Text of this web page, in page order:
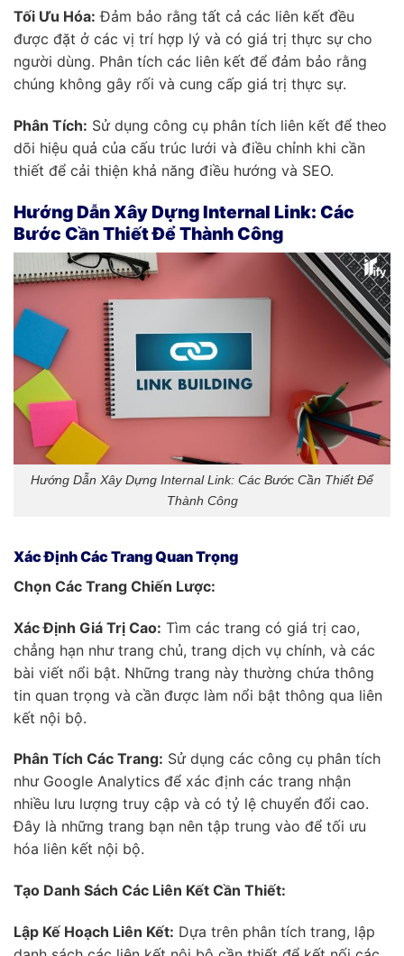
Tối Ưu Hóa: Đảm bảo rằng tất cả các liên kết đều
được đặt ở các vị trí hợp lý và có giá trị thực sự cho
người dùng. Phân tích các liên kết để đảm bảo rằng
chúng không gây rối và cung cấp giá trị thực sự.
Phân Tích: Sử dụng công cụ phân tích liên kết để theo
dõi hiệu quả của cấu trúc lưới và điều chỉnh khi cần
thiết để cải thiện khả năng điều hướng và SEO.
Hướng Dẫn Xây Dựng Internal Link: Các
Bước Cần Thiết Để Thành Công
Hướng Dẫn Xây Dựng Internal Link: Các Bước Cần Thiết Để
Thành Công
Xác Định Các Trang Quan Trọng
Chọn Các Trang Chiến Lược:
Xác Định Giá Trị Cao: Tìm các trang có giá trị cao,
chẳng hạn như trang chủ, trang dịch vụ chính, và các
bài viết nổi bật. Những trang này thường chứa thông
tin quan trọng và cần được làm nổi bật thông qua liên
kết nội bộ.
Phân Tích Các Trang: Sử dụng các công cụ phân tích
như Google Analytics để xác định các trang nhận
nhiều lưu lượng truy cập và có tỷ lệ chuyển đổi cao.
Đây là những trang bạn nên tập trung vào để tối ưu
hóa liên kết nội bộ.
Tạo Danh Sách Các Liên Kết Cần Thiết:
Lập Kế Hoạch Liên Kết: Dựa trên phân tích trang, lập